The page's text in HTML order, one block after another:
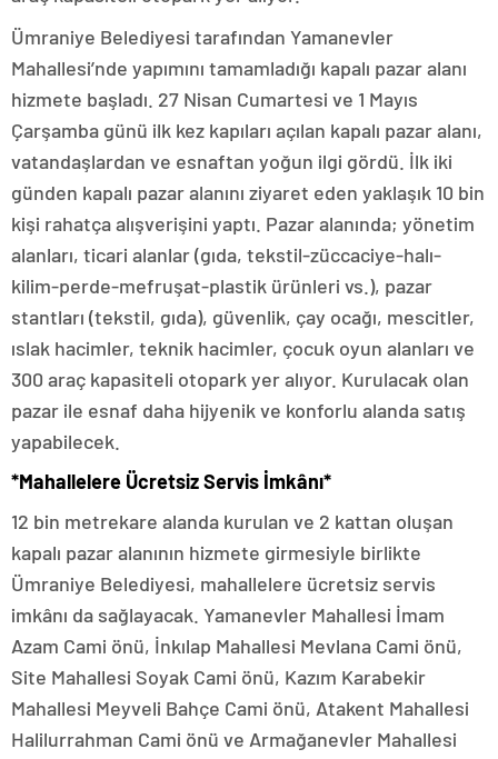
Ümraniye Belediyesi tarafından Yamanevler
Mahallesi’nde yapımını tamamladığı kapalı pazar alanı
hizmete başladı. 27 Nisan Cumartesi ve 1 Mayıs
Çarşamba günü ilk kez kapıları açılan kapalı pazar alanı,
vatandaşlardan ve esnaftan yoğun ilgi gördü. İlk iki
günden kapalı pazar alanını ziyaret eden yaklaşık 10 bin
kişi rahatça alışverişini yaptı. Pazar alanında; yönetim
alanları, ticari alanlar (gıda, tekstil-züccaciye-halı-
kilim-perde-mefruşat-plastik ürünleri vs.), pazar
stantları (tekstil, gıda), güvenlik, çay ocağı, mescitler,
ıslak hacimler, teknik hacimler, çocuk oyun alanları ve
300 araç kapasiteli otopark yer alıyor. Kurulacak olan
pazar ile esnaf daha hijyenik ve konforlu alanda satış
yapabilecek.
*Mahallelere Ücretsiz Servis İmkânı*
12 bin metrekare alanda kurulan ve 2 kattan oluşan
kapalı pazar alanının hizmete girmesiyle birlikte
Ümraniye Belediyesi, mahallelere ücretsiz servis
imkânı da sağlayacak. Yamanevler Mahallesi İmam
Azam Cami önü, İnkılap Mahallesi Mevlana Cami önü,
Site Mahallesi Soyak Cami önü, Kazım Karabekir
Mahallesi Meyveli Bahçe Cami önü, Atakent Mahallesi
Halilurrahman Cami önü ve Armağanevler Mahallesi